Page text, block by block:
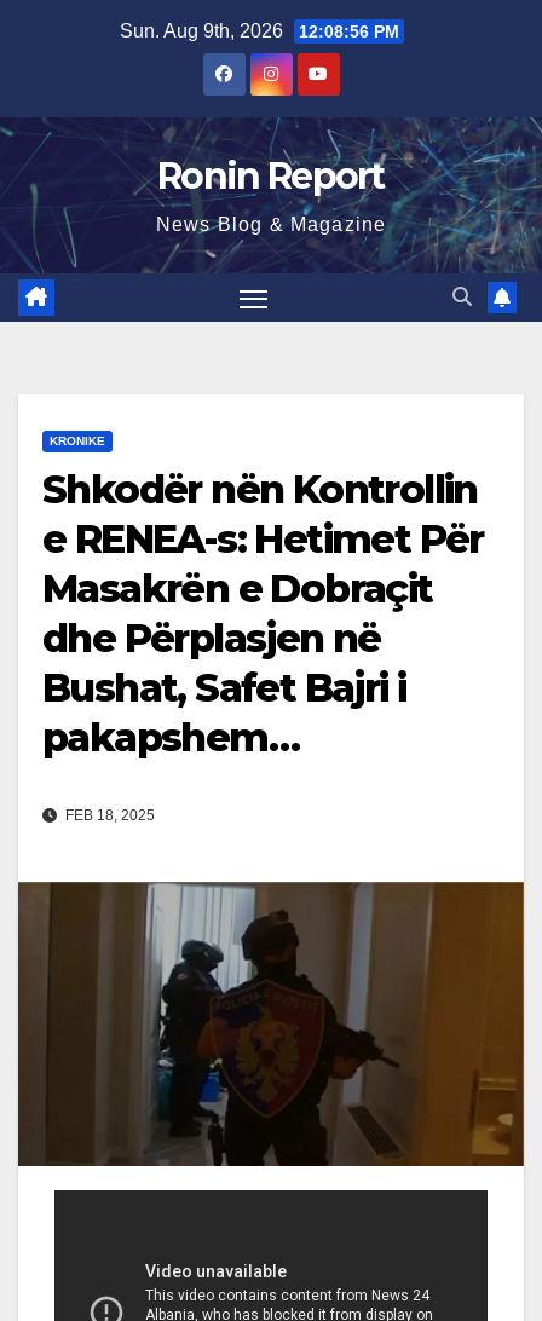
Sun. Aug 9th, 2026 12:08:58 PM
Ronin Report
News Blog & Magazine
KRONIKE
Shkodër nën Kontrollin
e RENEA-s: Hetimet Për
Masakrën e Dobraçit
dhe Përplasjen në
Bushat, Safet Bajri i
pakapshem…
FEB 18, 2025